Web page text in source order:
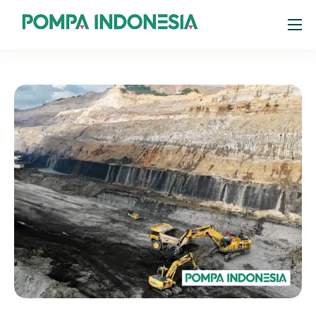
About
Portal Pelanggan